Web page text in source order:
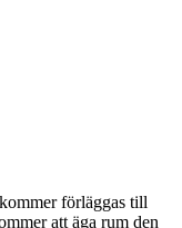
förläggas till
att äga rum den